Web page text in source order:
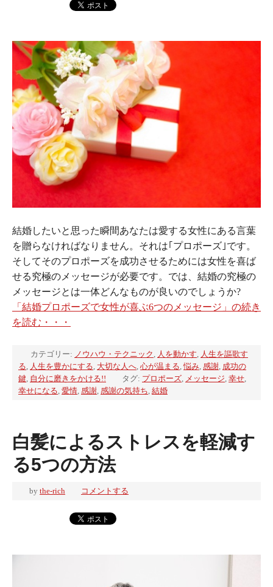
結婚したいと思った瞬間あなたは愛する女性にある言葉
を贈らなければなりません。それは｢プロポーズ｣です。
そしてそのプロポーズを成功させるためには女性を喜ば
せる究極のメッセージが必要です。では、結婚の究極の
メッセージとは一体どんなものが良いのでしょうか?
「結婚プロポーズで女性が喜ぶ6つのメッセージ」の続き
を読む・・・
カテゴリー: ノウハウ・テクニック 人を動かす
人生を謳歌す
る
人生を豊かにする 大切な人へ 心が温まる ,悩み 感謝 成功の
鍵 自分に磨きをかける!! タグ: プロポーズ メッセージ 幸せ
幸せになる 愛情 感謝 感謝の気持ち 結婚
白髪によるストレスを軽減す
る5つの方法
by the-rich コメントする